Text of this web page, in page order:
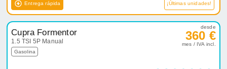
Entrega rápida ¡Últimas unidades!
Cupra Formentor
1.5 TSI 5P Manual
Gasolina
desde
360 €
mes / IVA incl.